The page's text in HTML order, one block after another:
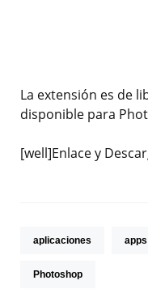
La extensión es de
disponible para
[well]Enlace y
aplicaciones apps
Photoshop